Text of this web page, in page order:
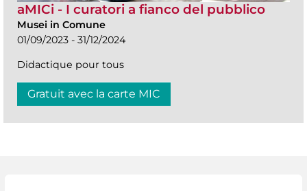
aMICi - I curatori a fianco del pubblico
Musei in Comune
01/09/2023 - 31/12/2024
Didactique pour tous
Gratuit avec la carte MIC